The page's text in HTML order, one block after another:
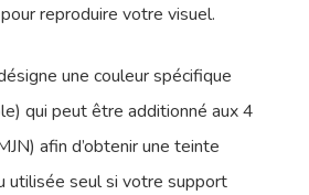
reproduire votre visuel.
une couleur spécifique
qui peut être additionné aux 4
afin d’obtenir une teinte
utilisée seul si votre support